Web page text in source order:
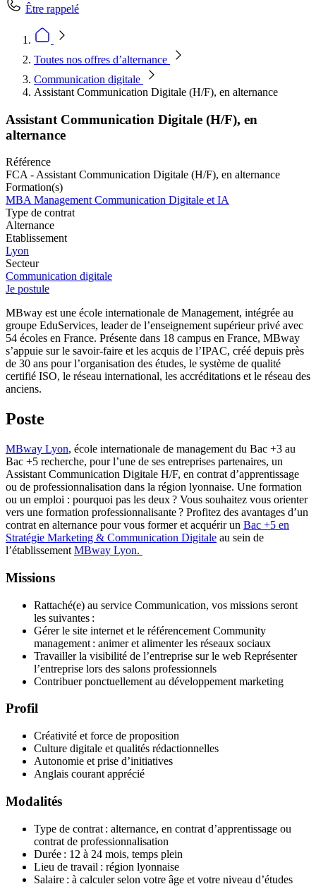
Être rappelé
Toutes nos offres d’alternance
Communication digitale
Assistant Communication Digitale (H/F), en alternance
Assistant Communication Digitale (H/F), en
alternance
Référence
FCA - Assistant Communication Digitale (H/F), en alternance
Formation(s)
MBA Management Communication Digitale et IA
Type de contrat
Alternance
Etablissement
Lyon
Secteur
Communication digitale
Je postule
MBway est une école internationale de Management, intégrée au
groupe EduServices, leader de l’enseignement supérieur privé avec
54 écoles en France. Présente dans 18 campus en France, MBway
s’appuie sur le savoir-faire et les acquis de l’IPAC, créé depuis près
de 30 ans pour l’organisation des études, le système de qualité
certifié ISO, le réseau international, les accréditations et le réseau des
anciens.
Poste
MBway Lyon, école internationale de management du Bac +3 au
Bac +5 recherche, pour l’une de ses entreprises partenaires, un
Assistant Communication Digitale H/F, en contrat d’apprentissage
ou de professionnalisation dans la région lyonnaise. Une formation
ou un emploi : pourquoi pas les deux ? Vous souhaitez vous orienter
vers une formation professionnalisante ? Profitez des avantages d’un
contrat en alternance pour vous former et acquérir un Bac +5 en
Stratégie Marketing & Communication Digitale au sein de
l’établissement MBway Lyon.
Missions
Rattaché(e) au service Communication, vos missions seront
les suivantes :
Gérer le site internet et le référencement Community
management : animer et alimenter les réseaux sociaux
Travailler la visibilité de l’entreprise sur le web Représenter
l’entreprise lors des salons professionnels
Contribuer ponctuellement au développement marketing
Profil
Créativité et force de proposition
Culture digitale et qualités rédactionnelles
Autonomie et prise d’initiatives
Anglais courant apprécié
Modalités
Type de contrat : alternance, en contrat d’apprentissage ou
contrat de professionnalisation
Durée : 12 à 24 mois, temps plein
Lieu de travail : région lyonnaise
Salaire : à calculer selon votre âge et votre niveau d’études